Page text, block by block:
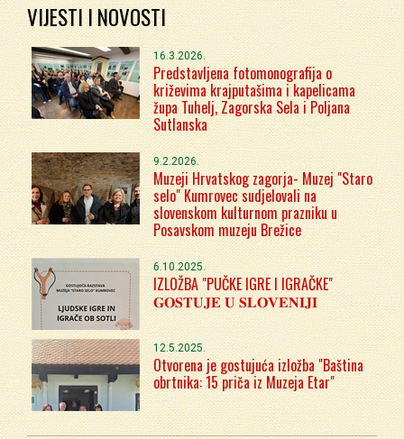
VIJESTI I NOVOSTI
16.3.2026.
Predstavljena fotomonografija o
križevima krajputašima i kapelicama
župa Tuhelj, Zagorska Sela i Poljana
Sutlanska
9.2.2026.
Muzeji Hrvatskog zagorja- Muzej "Staro
selo" Kumrovec sudjelovali na
slovenskom kulturnom prazniku u
Posavskom muzeju Brežice
6.10.2025.
IZLOŽBA "PUČKE IGRE I IGRAČKE"
𝐆𝐎𝐒𝐓𝐔𝐉𝐄 𝐔 𝐒𝐋𝐎𝐕𝐄𝐍𝐈𝐉𝐈
12.5.2025.
Otvorena je gostujuća izložba "Baština
obrtnika: 15 priča iz Muzeja Etar"